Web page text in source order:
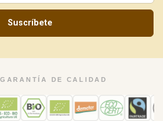
Suscríbete
DE CALIDAD